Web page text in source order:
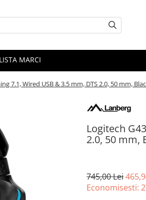
LISTA MARCI
7.1, Wired USB & 3.5 mm, DTS 2.0, 50 mm,
Logitech
2.0, 50 mm,
745,00 Lei
Economisesti: